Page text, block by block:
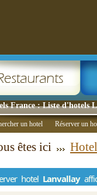
France : Liste d'hotels
un hotel Réserver un
êtes ici
hotel Lanvallay